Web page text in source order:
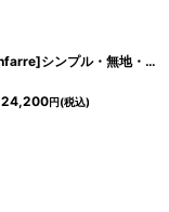
[韓国製][rinfarre]シンプル・無地・オーガンジー・バックリボン・背中開き・ノースリーブ・マーメイド・ロングドレス[山崎みどり着用]《送料＆代引き手数料無料》myall
24,200円(税込)